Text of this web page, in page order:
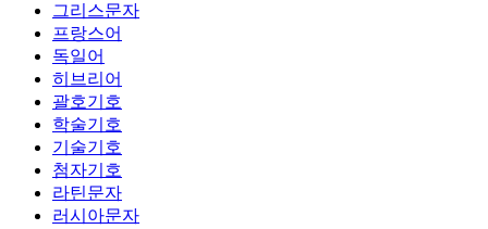
그리스문자
프랑스어
독일어
히브리어
괄호기호
학술기호
기술기호
첨자기호
라틴문자
러시아문자